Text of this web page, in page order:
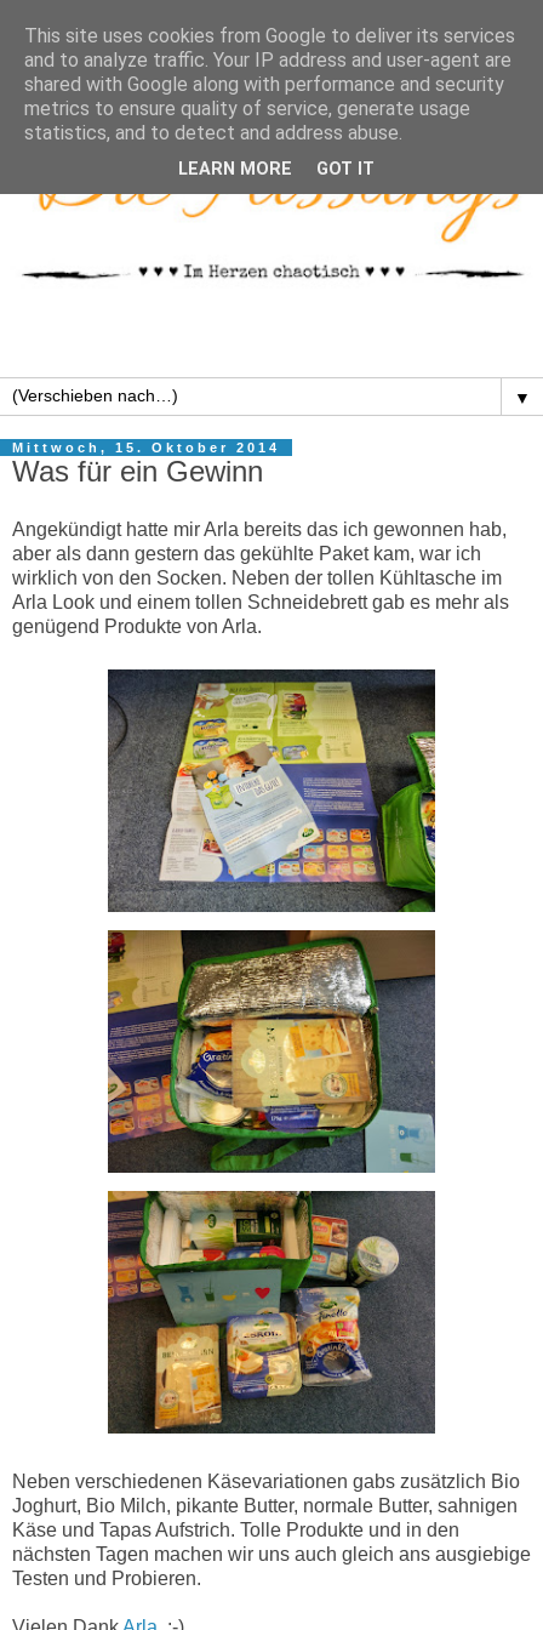
▼
Mittwoch, 15. Oktober 2014
Was für ein Gewinn
Angekündigt hatte mir Arla bereits das ich gewonnen hab,
aber als dann gestern das gekühlte Paket kam, war ich
wirklich von den Socken. Neben der tollen Kühltasche im
Arla Look und einem tollen Schneidebrett gab es mehr als
genügend Produkte von Arla.
Neben verschiedenen Käsevariationen gabs zusätzlich Bio
Joghurt, Bio Milch, pikante Butter, normale Butter, sahnigen
Käse und Tapas Aufstrich. Tolle Produkte und in den
nächsten Tagen machen wir uns auch gleich ans ausgiebige
Testen und Probieren.
This site uses cookies from Google to deliver its services
and to analyze traffic. Your IP address and user-agent are
shared with Google along with performance and security
metrics to ensure quality of service, generate usage
statistics, and to detect and address abuse.
LEARN MORE GOT IT